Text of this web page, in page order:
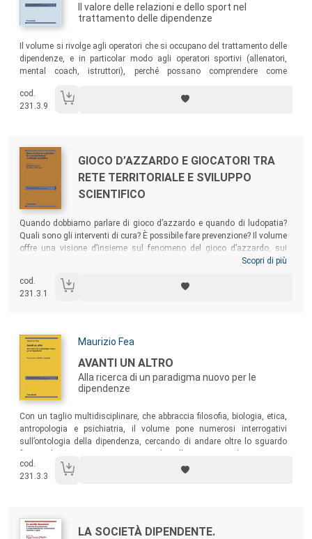
Il valore delle relazioni e dello sport nel
trattamento delle dipendenze
Il volume si rivolge agli operatori che si occupano del trattamento delle
dipendenze, e in particolar modo agli operatori sportivi (allenatori,
mental coach, istruttori), perché possano comprendere come
è un testo utile a quanti stanno vivendo situazioni problematiche,
difficili e sofferte di dipendenza e a coloro che, a diverso titolo, stanno
cod.
231.3.9
Autori:
Titolo:
GIOCO D’AZZARDO E GIOCATORI TRA
RETE TERRITORIALE E SVILUPPO
SCIENTIFICO
Sommario:
Quando dobbiamo parlare di gioco d’azzardo e quando di ludopatia?
Quali sono gli interventi di cura? È possibile fare prevenzione? Il volume
offre una visione d’insieme sul fenomeno del gioco d’azzardo, sui
giocatori e sui possibili disturbi, partendo da una narrazione storico-
osservazione. Il libro vuole essere un utile strumento non solo per i
professionisti del settore ma anche per quanti, interagendo nella più
Scopri di più
cod.
231.3.1
Autori:
Maurizio Fea
Titolo:
AVANTI UN ALTRO
Alla ricerca di un paradigma nuovo per le
dipendenze
Con un taglio multidisciplinare, che abbraccia filosofia, biologia, etica,
antropologia e psichiatria, il volume pone numerosi interrogativi
sull’ontologia della dipendenza, cercando di andare oltre lo sguardo
cod.
231.3.3
Autori:
Titolo:
LA SOCIETÀ DIPENDENTE.